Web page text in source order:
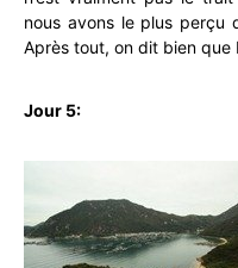
nous avons le plus perçu
Après tout, on dit bien que
Jour 5: